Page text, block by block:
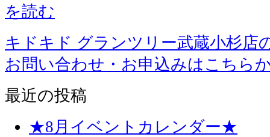
を読む
キドキド グランツリー武蔵小杉店
お問い合わせ・お申込みはこちら
最近の投稿
★8月イベントカレンダー★